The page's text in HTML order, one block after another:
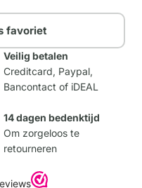
favoriet
Veilig betalen
Creditcard, Paypal,
Bancontact of iDEAL
14 dagen bedenktijd
Om zorgeloos te
retourneren